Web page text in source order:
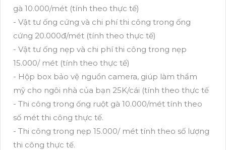
gà 10.000/mét (tính theo thực tế)
- Vật tư ống cứng và chi phí thi công trong ống
cứng 20.000đ/mét (tính theo thực tế)
- Vật tư ống nẹp và chi phí thi công trong nẹp
15.000/ mét (tính theo thực tế)
- Hộp box bảo vệ nguồn camera, giúp làm thẩm
mỹ cho ngôi nhà của bạn 25K/cái (tính theo thực tế
- Thi công trong ống ruột gà 10.000/mét tính theo
số mét thi công thực tế.
- Thi công trong nẹp 15.000/ mét tính theo số lượng
thi công thực tế.